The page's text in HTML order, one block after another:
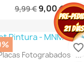
9,99 € 9,00 €
Fotograbados -...
favorite_border